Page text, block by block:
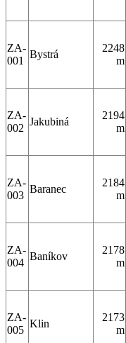
ZA-
001
Bystrá
2248
m
ZA-
002
Jakubiná
2194
m
ZA-
003
Baranec
2184
m
ZA-
004
Baníkov
2178
m
ZA-
005
Klin
2173
m